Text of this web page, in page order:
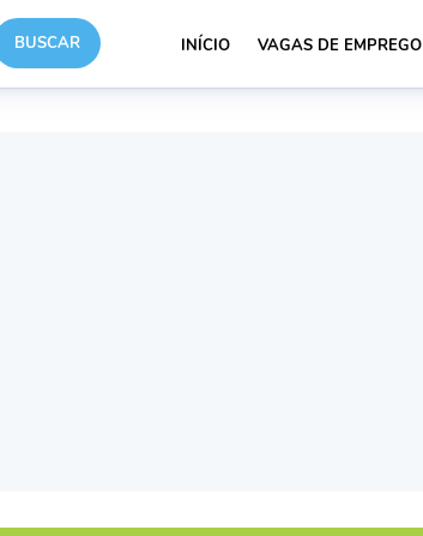
INÍCIO VAGAS DE EMPREGO